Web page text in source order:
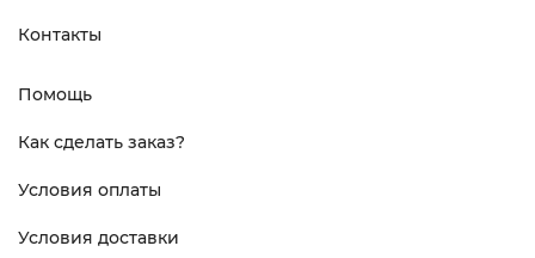
Контакты
Помощь
Как сделать заказ?
Условия оплаты
Условия доставки